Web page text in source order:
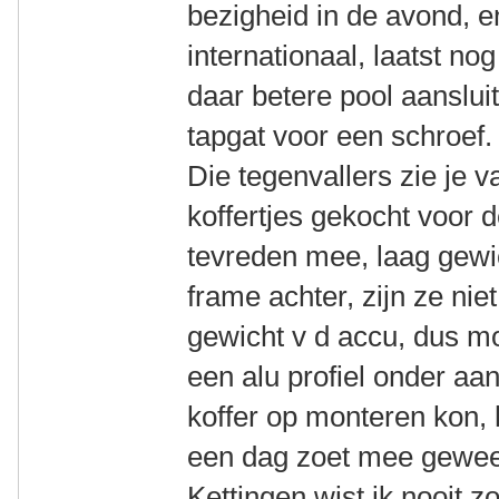
bezigheid in de avond,
internationaal, laatst
daar betere pool
tapgat voor een schroef.
Die tegenvallers zie je
koffertjes gekocht voor
tevreden mee, laag
frame achter, zijn ze
gewicht v d accu, dus
een alu profiel onder
koffer op monteren
een dag zoet mee